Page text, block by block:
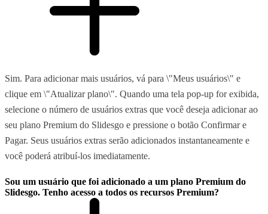
Sim. Para adicionar mais usuários, vá para \"Meus usuários\" e
clique em \"Atualizar plano\". Quando uma tela pop-up for exibida,
selecione o número de usuários extras que você deseja adicionar ao
seu plano Premium do Slidesgo e pressione o botão Confirmar e
Pagar. Seus usuários extras serão adicionados instantaneamente e
você poderá atribuí-los imediatamente.
Sou um usuário que foi adicionado a um plano Premium do
Slidesgo. Tenho acesso a todos os recursos Premium?